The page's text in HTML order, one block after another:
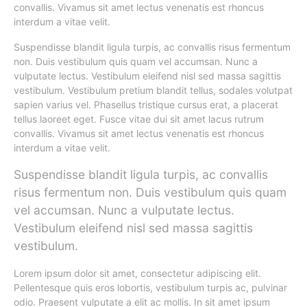
convallis. Vivamus sit amet lectus venenatis est rhoncus
interdum a vitae velit.
Suspendisse blandit ligula turpis, ac convallis risus fermentum
non. Duis vestibulum quis quam vel accumsan. Nunc a
vulputate lectus. Vestibulum eleifend nisl sed massa sagittis
vestibulum. Vestibulum pretium blandit tellus, sodales volutpat
sapien varius vel. Phasellus tristique cursus erat, a placerat
tellus laoreet eget. Fusce vitae dui sit amet lacus rutrum
convallis. Vivamus sit amet lectus venenatis est rhoncus
interdum a vitae velit.
Suspendisse blandit ligula turpis, ac convallis
risus fermentum non. Duis vestibulum quis quam
vel accumsan. Nunc a vulputate lectus.
Vestibulum eleifend nisl sed massa sagittis
vestibulum.
Lorem ipsum dolor sit amet, consectetur adipiscing elit.
Pellentesque quis eros lobortis, vestibulum turpis ac, pulvinar
odio. Praesent vulputate a elit ac mollis. In sit amet ipsum